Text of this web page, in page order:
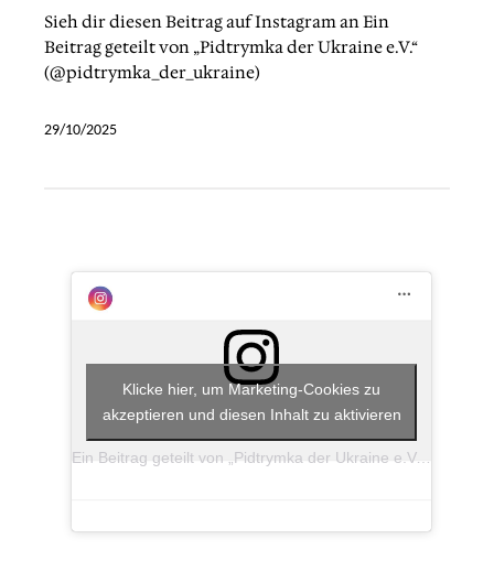
Sieh dir diesen Beitrag auf Instagram an Ein
Beitrag geteilt von „Pidtrymka der Ukraine e.V.“
(@pidtrymka_der_ukraine)
29/10/2025
Ein Beitrag geteilt von „Pidtrymka der Ukraine e.V.“ (@pidtrymka_der_ukraine)
Klicke hier, um Marketing-Cookies zu
akzeptieren und diesen Inhalt zu aktivieren